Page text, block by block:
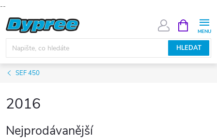
--
Přejít
na
obsah
HLEDAT
NÁKUPNÍ
KOŠÍK
SEF 450
2016
Nejprodávanější